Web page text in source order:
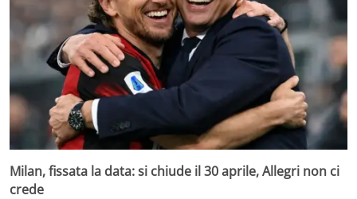
Milan, fissata la data: si chiude il 30 aprile, Allegri non ci
crede